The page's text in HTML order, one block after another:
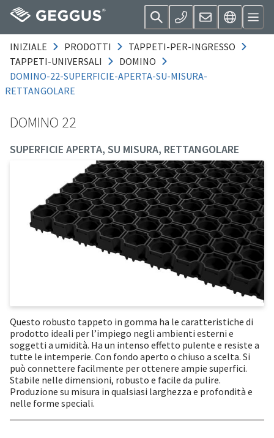
INIZIALE PRODOTTI
TAPPETI-PER-INGRESSO
TAPPETI-UNIVERSALI
DOMINO
DOMINO-22-SUPERFICIE-APERTA-SU-MISURA-
RETTANGOLARE
DOMINO 22
SUPERFICIE APERTA, SU MISURA, RETTANGOLARE
Questo robusto tappeto in gomma ha le caratteristiche di
prodotto ideali per l’impiego negli ambienti esterni e
soggetti a umidità. Ha un intenso effetto pulente e resiste a
tutte le intemperie. Con fondo aperto o chiuso a scelta. Si
può connettere facilmente per ottenere ampie superfici.
Stabile nelle dimensioni, robusto e facile da pulire.
Produzione su misura in qualsiasi larghezza e profondità e
nelle forme speciali.